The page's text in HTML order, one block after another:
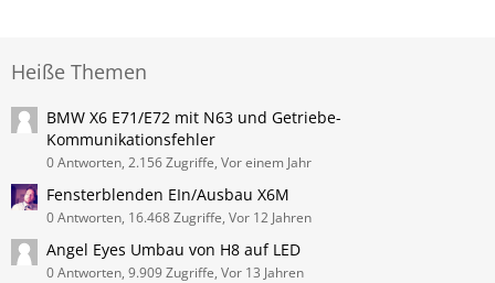
Heiße Themen
BMW X6 E71/E72 mit N63 und Getriebe-
Kommunikationsfehler
0 Antworten, 2.156 Zugriffe, Vor einem Jahr
Fensterblenden EIn/Ausbau X6M
0 Antworten, 16.468 Zugriffe, Vor 12 Jahren
Angel Eyes Umbau von H8 auf LED
0 Antworten, 9.909 Zugriffe, Vor 13 Jahren